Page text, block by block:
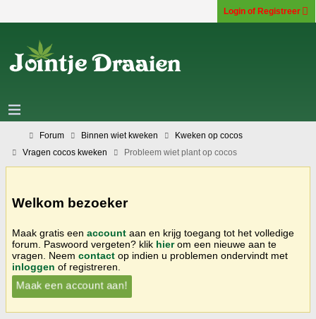
Login of Registreer
Forum Binnen wiet kweken
Kweken op cocos
Vragen cocos kweken
Probleem wiet plant op cocos
Welkom bezoeker
Maak gratis een account aan en krijg toegang tot het volledige
forum. Paswoord vergeten? klik hierom een nieuwe aan te
vragen. Neem contact op indien u problemen ondervindt met
inloggen of registreren.
Maak een account aan!